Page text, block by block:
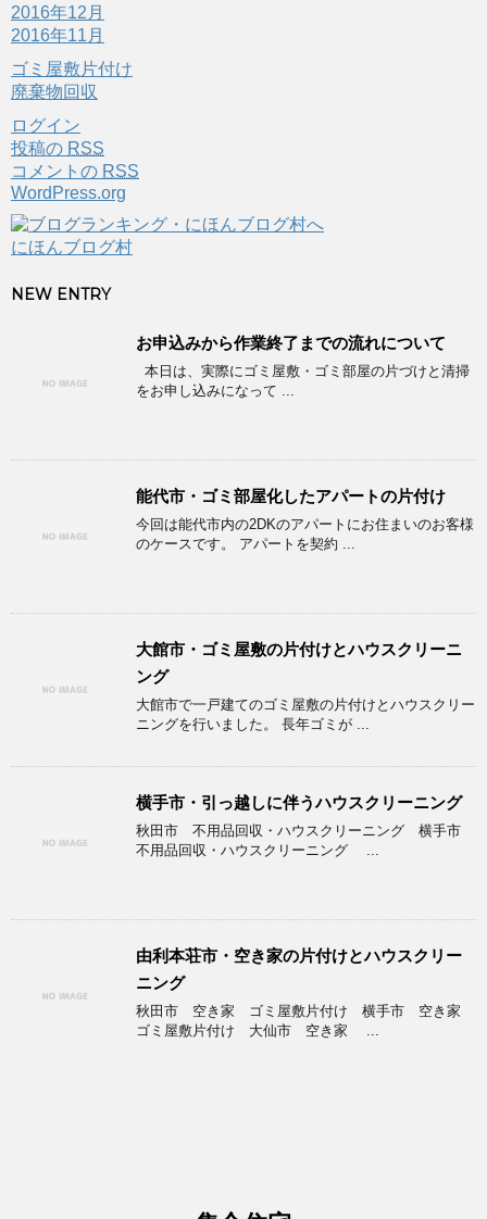
2016年12月
2016年11月
ゴミ屋敷片付け
廃棄物回収
ログイン
投稿の RSS
コメントの RSS
WordPress.org
にほんブログ村
NEW ENTRY
お申込みから作業終了までの流れについて
本日は、実際にゴミ屋敷・ゴミ部屋の片づけと清掃
をお申し込みになって ...
能代市・ゴミ部屋化したアパートの片付け
今回は能代市内の2DKのアパートにお住まいのお客様
のケースです。 アパートを契約 ...
大館市・ゴミ屋敷の片付けとハウスクリーニ
ング
大館市で一戸建てのゴミ屋敷の片付けとハウスクリー
ニングを行いました。 長年ゴミが ...
横手市・引っ越しに伴うハウスクリーニング
秋田市 不用品回収・ハウスクリーニング 横手市
不用品回収・ハウスクリーニング ...
由利本荘市・空き家の片付けとハウスクリー
ニング
秋田市 空き家 ゴミ屋敷片付け 横手市 空き家
ゴミ屋敷片付け 大仙市 空き家 ...